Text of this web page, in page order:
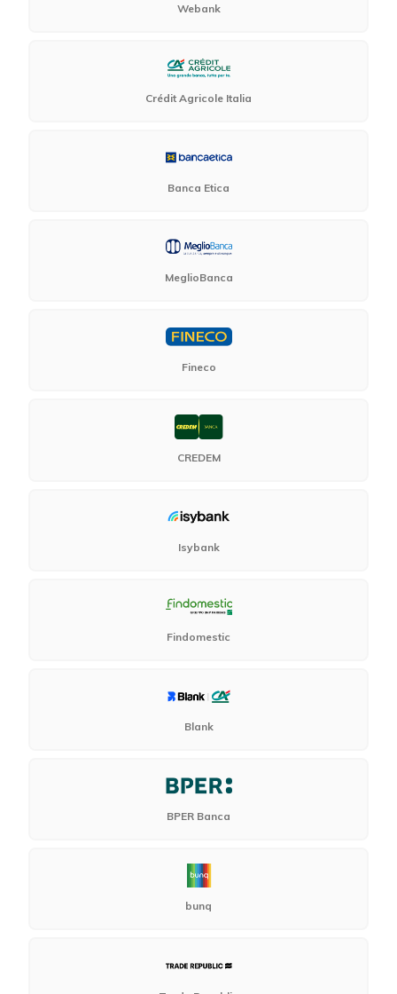
Webank
Crédit Agricole Italia
Banca Etica
MeglioBanca
Fineco
CREDEM
Isybank
Findomestic
Blank
BPER Banca
bunq